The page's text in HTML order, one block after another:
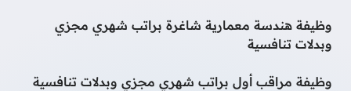
وظيفة هندسة معمارية شاغرة براتب شهري مجزي
وبدلات تنافسية
وظيفة مراقب أول براتب شهري مجزي وبدلات تنافسية